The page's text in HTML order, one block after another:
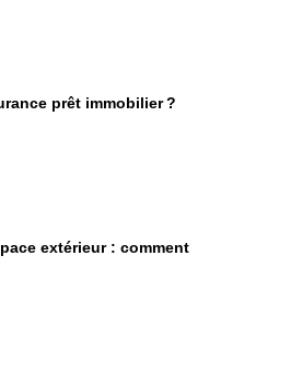
prêt immobilier ?
extérieur : comment